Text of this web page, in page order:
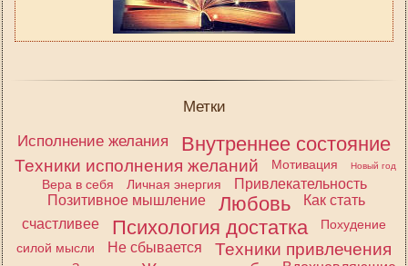
Метки
Исполнение желания
Внутреннее состояние
Техники исполнения желаний Мотивация Новый год
Вера в себя Личная энергия
Привлекательность
Позитивное мышление
Любовь
Как стать
счастливее
Психология достатка
Похудение
силой мысли
Не сбывается
Техники привлечения